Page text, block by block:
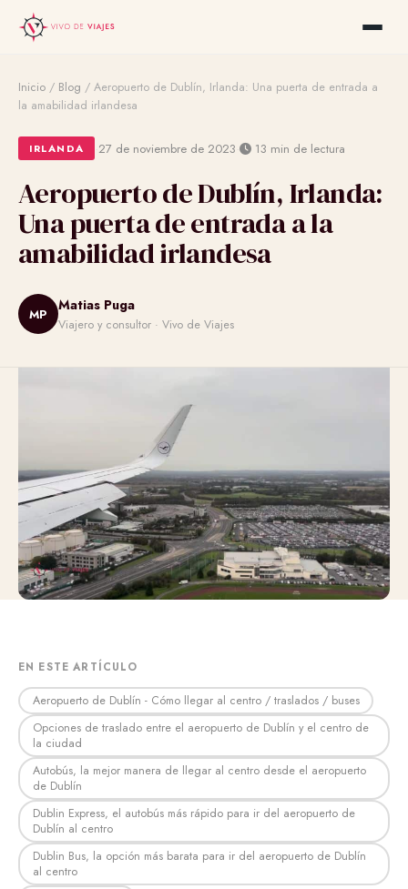
Inicio / Blog / Aeropuerto de Dublín, Irlanda: Una puerta de entrada a
la amabilidad irlandesa
IRLANDA 27 de noviembre de 2023 13 min de lectura
Aeropuerto de Dublín, Irlanda:
Una puerta de entrada a la
amabilidad irlandesa
MP
Matias Puga
Viajero y consultor · Vivo de Viajes
EN ESTE ARTÍCULO
Aeropuerto de Dublín - Cómo llegar al centro / traslados / buses
Opciones de traslado entre el aeropuerto de Dublín y el centro de
la ciudad
Autobús, la mejor manera de llegar al centro desde el aeropuerto
de Dublín
Dublin Express, el autobús más rápido para ir del aeropuerto de
Dublín al centro
Dublin Bus, la opción más barata para ir del aeropuerto de Dublín
al centro